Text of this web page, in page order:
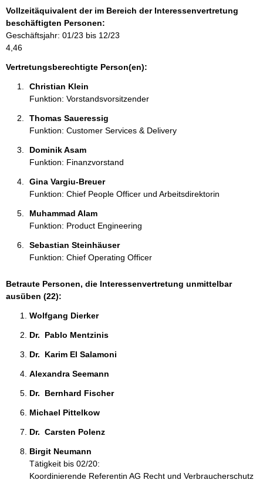
n
:
r
m
a
t
i
Vollzeitäquivalent der im Bereich der Interessenvertretung
beschäftigten Personen:
Geschäftsjahr: 01/23 bis 12/23
4,46
Vertretungsberechtigte Person(en):
Christian Klein
Funktion: Vorstandsvorsitzender
Thomas Saueressig
Funktion: Customer Services & Delivery
Dominik Asam
Funktion: Finanzvorstand
Gina Vargiu-Breuer
Funktion: Chief People Officer und Arbeitsdirektorin
Muhammad Alam
Funktion: Product Engineering
Sebastian Steinhäuser
Funktion: Chief Operating Officer
Betraute Personen, die Interessenvertretung unmittelbar
ausüben (22):
Wolfgang Dierker
Dr.  Pablo Mentzinis
Dr.  Karim El Salamoni
Alexandra Seemann
Dr.  Bernhard Fischer
Michael Pittelkow
Dr.  Carsten Polenz
Birgit Neumann
Tätigkeit bis 02/20:
Koordinierende Referentin AG Recht und Verbraucherschutz